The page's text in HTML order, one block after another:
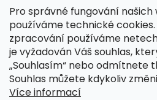
Pro správné fungování
používáme technické
zpracování používáme
je vyžadován Váš souhlas,
„Souhlasím“ nebo odmítnete
Souhlas můžete kdykoliv
Více informací
NIVEA MEN
NIVEA SUN
NO STRESS
NOHEL GARDEN
NORDICS